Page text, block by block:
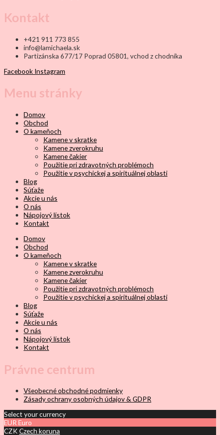
Kontakt
+421 911 773 855
info@lamichaela.sk
Partizánska 677/17 Poprad 05801, vchod z chodníka
Facebook Instagram
Menu stránky
Domov
Obchod
O kameňoch
Kamene v skratke
Kamene zverokruhu
Kamene čakier
Použitie pri zdravotných problémoch
Použitie v psychickej a spirituálnej oblasti
Blog
Súťaže
Akcie u nás
O nás
Nápojový lístok
Kontakt
Domov
Obchod
O kameňoch
Kamene v skratke
Kamene zverokruhu
Kamene čakier
Použitie pri zdravotných problémoch
Použitie v psychickej a spirituálnej oblasti
Blog
Súťaže
Akcie u nás
O nás
Nápojový lístok
Kontakt
Právne centrum
Všeobecné obchodné podmienky
Zásady ochrany osobných údajov & GDPR
Select your currency
EUR Euro
CZK Czech koruna